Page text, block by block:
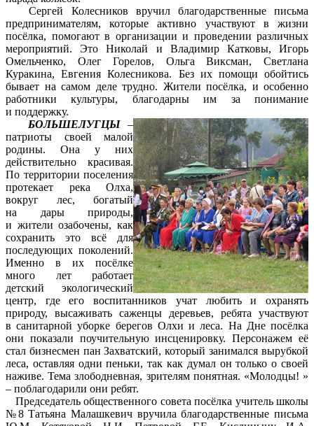
Сергей Колесников вручил благодарственные письма
предпринимателям, которые активно участвуют в жизни
посёлка, помогают в организации и проведении различных
мероприятий. Это Николай и Владимир Катковы, Игорь
Омельченко, Олег Горелов, Ольга Виксман, Светлана
Куракина, Евгения Колесникова. Без их помощи обойтись
бывает на самом деле трудно. Жители посёлка, и особенно
работники культуры, благодарны им за понимание
и поддержку.
БОЛЬШЕЛУГЦЫ –
патриоты своей малой
родины. Она у них
действительно красивая.
По территории поселения
протекает река Олха,
вокруг лес, богатый
на дары природы,
и жители озабочены, как
сохранить это всё для
последующих поколений.
Именно в их посёлке
много лет работает
детский экологический
центр, где его воспитанников учат любить и охранять
природу, высаживать саженцы деревьев, ребята участвуют
в санитарной уборке берегов Олхи и леса. На Дне посёлка
они показали поучительную инсценировку. Персонажем её
стал бизнесмен пан Захватский, который занимался вырубкой
леса, оставляя одни пеньки, так как думал он только о своей
наживе. Тема злободневная, зрителям понятная. «Молодцы! »
– поблагодарили они ребят.
Председатель общественного совета посёлка учитель школы
№8 Татьяна Малашкевич вручила благодарственные письма